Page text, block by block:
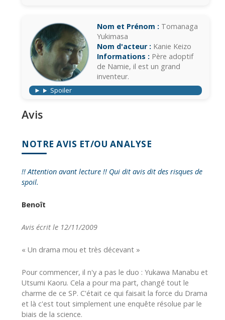
Nom et Prénom : Tomanaga
Yukimasa
Nom d'acteur : Kanie Keizo
Informations : Père adoptif
de Namie, il est un grand
inventeur.
Spoiler
Avis
NOTRE AVIS ET/OU ANALYSE
!! Attention avant lecture !! Qui dit avis dit des risques de
spoil.
Benoît
Avis écrit le 12/11/2009
« Un drama mou et très décevant »
Pour commencer, il n'y a pas le duo : Yukawa Manabu et
Utsumi Kaoru. Cela a pour ma part, changé tout le
charme de ce SP. C'était ce qui faisait la force du Drama
et là c'est tout simplement une enquête résolue par le
biais de la science.